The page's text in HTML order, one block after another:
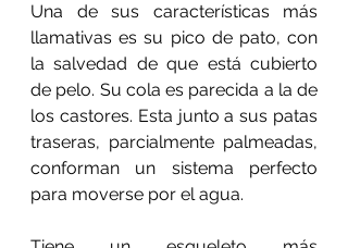
Una de sus características más
llamativas es su pico de pato, con
la salvedad de que está cubierto
de pelo. Su cola es parecida a la de
los castores. Esta junto a sus patas
traseras, parcialmente palmeadas,
conforman un sistema perfecto
para moverse por el agua.